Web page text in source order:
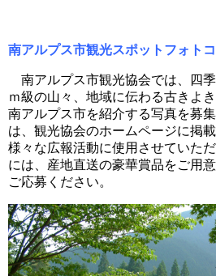
南アルプス市観光スポットフォト
南アルプス市観光協会では、四
ｍ級の山々、地域に伝わる古きよ
南アルプス市を紹介する写真を募
は、観光協会のホームページに掲
様々な広報活動に使用させていた
には、産地直送の豪華賞品をご用
ご応募ください。